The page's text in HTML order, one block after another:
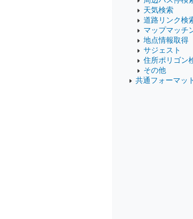
天気検索
道路リンク検
マップマッチ
地点情報取得
サジェスト
住所ポリゴン
その他
共通フォーマッ